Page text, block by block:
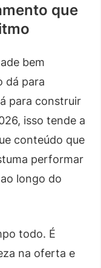
que
bem
dá para
para construir
isso tende a
conteúdo que
performar
longo do
todo. É
na oferta e